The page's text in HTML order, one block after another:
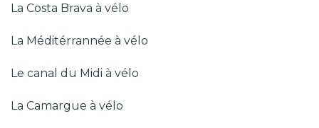
La Costa Brava à vélo
La Méditérrannée à vélo
Le canal du Midi à vélo
La Camargue à vélo